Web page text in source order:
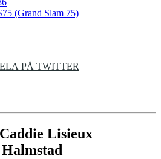
(Grand Slam 75)
PÅ TWITTER
Lisieux